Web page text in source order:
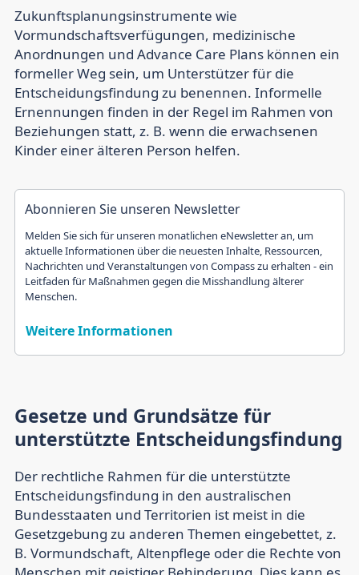
Zukunftsplanungsinstrumente wie
Vormundschaftsverfügungen, medizinische
Anordnungen und Advance Care Plans können ein
formeller Weg sein, um Unterstützer für die
Entscheidungsfindung zu benennen. Informelle
Ernennungen finden in der Regel im Rahmen von
Beziehungen statt, z. B. wenn die erwachsenen
Kinder einer älteren Person helfen.
Abonnieren Sie unseren Newsletter
Melden Sie sich für unseren monatlichen eNewsletter an, um
aktuelle Informationen über die neuesten Inhalte, Ressourcen,
Nachrichten und Veranstaltungen von Compass zu erhalten - ein
Leitfaden für Maßnahmen gegen die Misshandlung älterer
Menschen.
Weitere Informationen
Gesetze und Grundsätze für
unterstützte Entscheidungsfindung
Der rechtliche Rahmen für die unterstützte
Entscheidungsfindung in den australischen
Bundesstaaten und Territorien ist meist in die
Gesetzgebung zu anderen Themen eingebettet, z.
B. Vormundschaft, Altenpflege oder die Rechte von